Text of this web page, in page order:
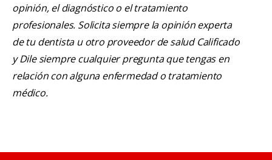
opinión, el diagnóstico o el tratamiento
profesionales. Solicita siempre la opinión experta
de tu dentista u otro proveedor de salud Calificado
y Dile siempre cualquier pregunta que tengas en
relación con alguna enfermedad o tratamiento
médico.